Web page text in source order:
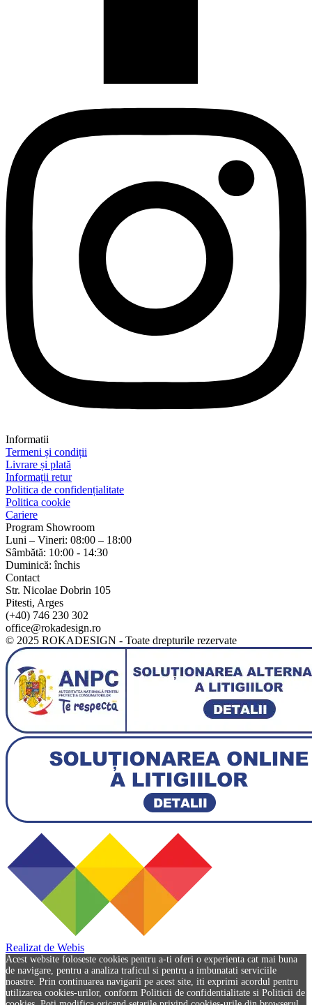
Informatii
Termeni și condiții
Livrare și plată
Informații retur
Politica de confidențialitate
Politica cookie
Cariere
Program Showroom
Luni – Vineri: 08:00 – 18:00
Sâmbătă: 10:00 - 14:30
Duminică: închis
Contact
Str. Nicolae Dobrin 105
Pitesti, Arges
(+40) 746 230 302
office@rokadesign.ro
© 2025 ROKADESIGN - Toate drepturile rezervate
Realizat de Webis
Acest website foloseste cookies pentru a-ti oferi o experienta cat mai buna
de navigare, pentru a analiza traficul si pentru a imbunatati serviciile
noastre. Prin continuarea navigarii pe acest site, iti exprimi acordul pentru
utilizarea cookies-urilor, conform Politicii de confidentialitate si Politicii de